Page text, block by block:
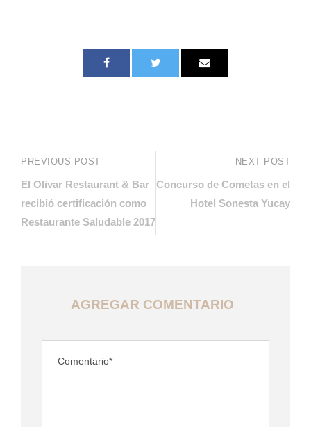
PREVIOUS POST
El Olivar Restaurant & Bar
recibió certificación como
Restaurante Saludable 2017
NEXT POST
Concurso de Cometas en el
Hotel Sonesta Yucay
AGREGAR COMENTARIO